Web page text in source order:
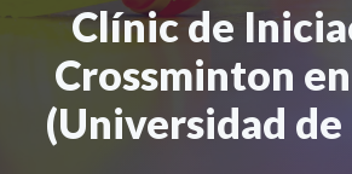
Clínic de
Crossminton
(Universidad de